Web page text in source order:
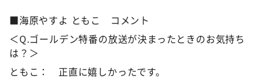
■海原やすよ ともこ コメント
＜Q.ゴールデン特番の放送が決まったときのお気持ち
は？＞
ともこ： 正直に嬉しかったです。